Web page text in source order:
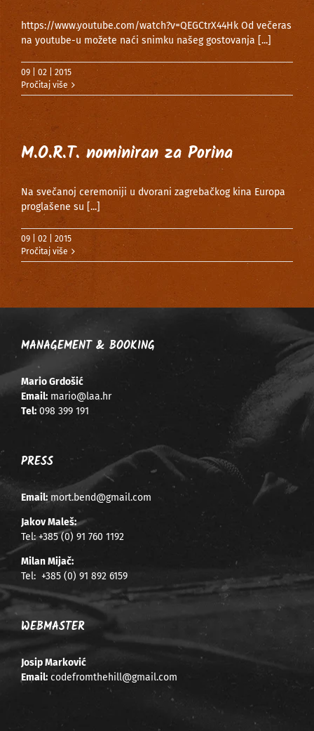
https://www.youtube.com/watch?v=QEGCtrX44Hk Od večeras
na youtube-u možete naći snimku našeg gostovanja [...]
09 | 02 | 2015
Pročitaj više
M.O.R.T. nominiran za Porina
Na svečanoj ceremoniji u dvorani zagrebačkog kina Europa
proglašene su [...]
09 | 02 | 2015
Pročitaj više
MANAGEMENT & BOOKING
Mario Grdošić
Email: mario@laa.hr
Tel: 098 399 191
PRESS
Email: mort.bend@gmail.com
Jakov Maleš:
Tel:+385 (0) 91 760 1192
Milan Mijač:
Tel: +385 (0) 91 892 6159
WEBMASTER
Josip Marković
Email: codefromthehill@gmail.com